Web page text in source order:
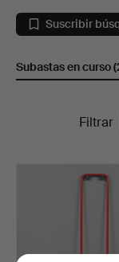
pie
en
Suscribir
Subastas en curso
SubastasFiltrar